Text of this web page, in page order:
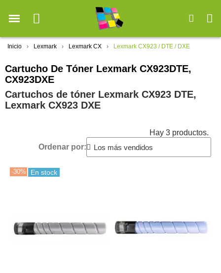
Inicio Lexmark Lexmark CX Lexmark CX923 / DTE / DXE
Cartucho De Tóner Lexmark CX923DTE,
CX923DXE
Cartuchos de tóner Lexmark CX923 DTE,
Lexmark CX923 DXE
Hay 3 productos.
Ordenar por:
-30% En stock